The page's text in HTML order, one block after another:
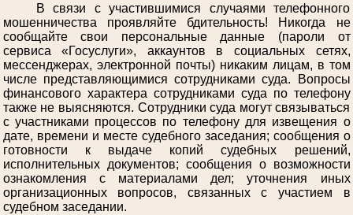
В связи с участившимися случаями телефонного
мошенничества проявляйте бдительность! Никогда не
сообщайте свои персональные данные (пароли от
сервиса «Госуслуги», аккаунтов в социальных сетях,
мессенджерах, электронной почты) никаким лицам, в том
числе представляющимися сотрудниками суда. Вопросы
финансового характера сотрудниками суда по телефону
также не выясняются. Сотрудники суда могут связываться
с участниками процессов по телефону для извещения о
дате, времени и месте судебного заседания; сообщения о
готовности к выдаче копий судебных решений,
исполнительных документов; сообщения о возможности
ознакомления с материалами дел; уточнения иных
организационных вопросов, связанных с участием в
судебном заседании.